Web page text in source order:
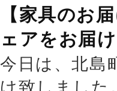
【家具のお
ェアをお届
今日は、北島
け致しまし